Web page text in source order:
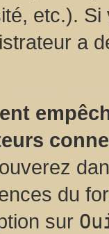
etc.).
a
du
sur